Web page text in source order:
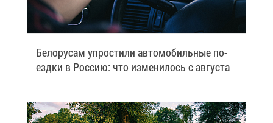
Бе­ло­ру­сам упро­сти­ли ав­то­мо­биль­ные по­
езд­ки в Рос­сию: что из­ме­ни­лось с ав­гу­ста